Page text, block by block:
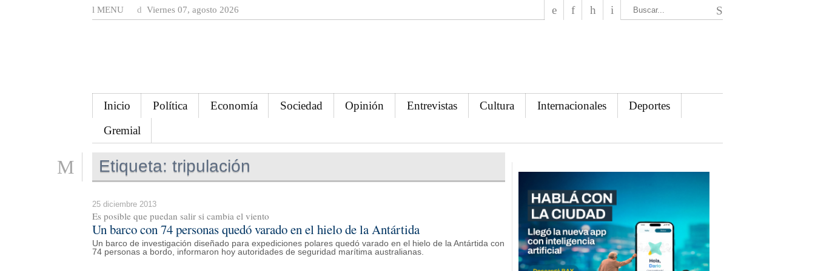
MENU Viernes 07, agosto 2026
Inicio Política Economía Sociedad Opinión Entrevistas Cultura Internacionales
Deportes
Gremial
Etiqueta: tripulación
25 diciembre 2013
Es posible que puedan salir si cambia el viento
Un barco con 74 personas quedó varado en el hielo de la Antártida
Un barco de investigación diseñado para expediciones polares quedó varado en el hielo de la Antártida con
74 personas a bordo, informaron hoy autoridades de seguridad marítima australianas.